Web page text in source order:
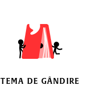
TEMA DE GÂNDIRE